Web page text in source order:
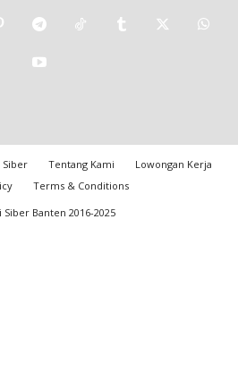
Siber Tentang Kami
Lowongan Kerja
Terms & Conditions
Siber Banten 2016-2025